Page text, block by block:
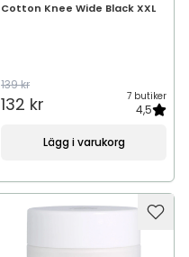
Cotton Knee Wide Black XXL
139 kr
132 kr 7 butiker
4,5
Lägg i varukorg